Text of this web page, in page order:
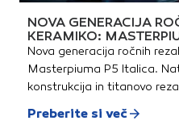
NOVA GENERACIJA
KERAMIKO:
Nova generacija ročnih
Masterpiuma P5 Italica.
konstrukcija in titanovo
Preberite si več